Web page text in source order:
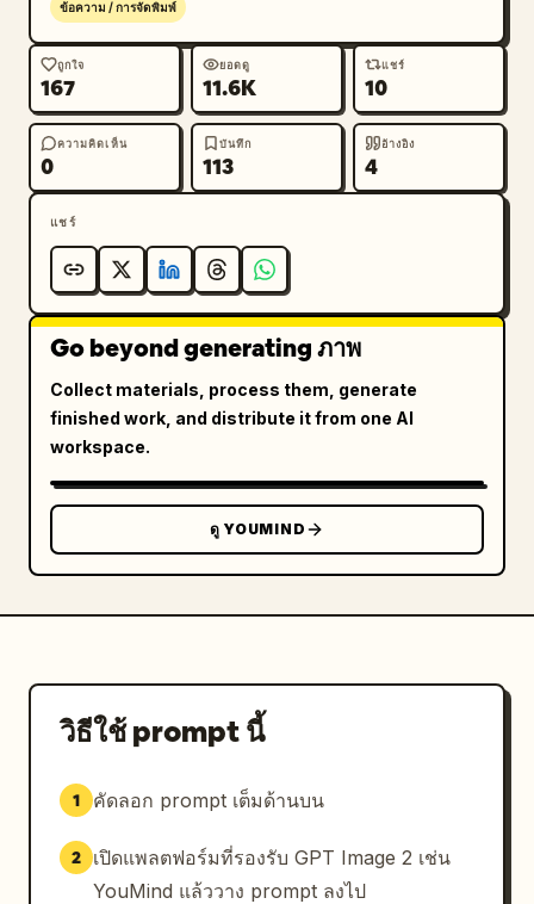
ข้อความ / การจัดพิมพ์
ถูกใจ
167
ยอดดู
11.6K
แชร์
10
ความคิดเห็น
0
บันทึก
113
อ้างอิง
4
แชร์
Go beyond generating ภาพ
Collect materials, process them, generate
finished work, and distribute it from one AI
workspace.
ดู YOUMIND
วิธีใช้ prompt นี้
1 คัดลอก prompt เต็มด้านบน
2
เปิดแพลตฟอร์มที่รองรับ GPT Image 2 เช่น
YouMind แล้ววาง prompt ลงไป